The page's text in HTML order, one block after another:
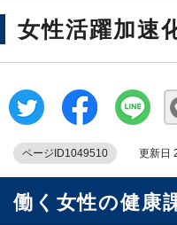
女性活躍加速
ページID1049510 更新日
働く女性の健康